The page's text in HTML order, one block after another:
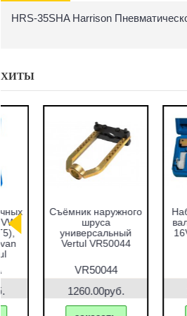
HRS-35SHA Harrison
ХИТЫ
Набор оправок для
подшипников,
сальников и втулок
VR50167
7690.00руб.
Набор
валов VAG
Vertul